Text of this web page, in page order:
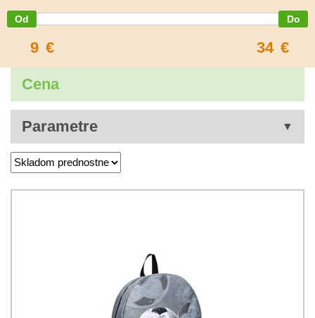
9 € 34 €
Cena
Parametre